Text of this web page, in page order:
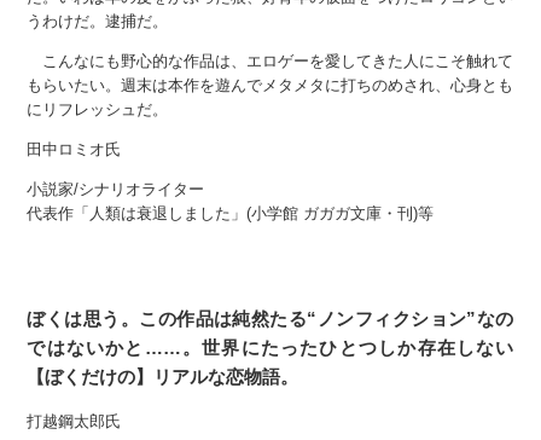
うわけだ。逮捕だ。
こんなにも野心的な作品は、エロゲーを愛してきた人にこそ触れて
もらいたい。週末は本作を遊んでメタメタに打ちのめされ、心身とも
にリフレッシュだ。
田中ロミオ氏
小説家/シナリオライター
代表作「人類は衰退しました」(小学館 ガガガ文庫・刊)等
ぼくは思う。この作品は純然たる“ノンフィクション”なの
ではないかと……。世界にたったひとつしか存在しない
【ぼくだけの】リアルな恋物語。
打越鋼太郎氏